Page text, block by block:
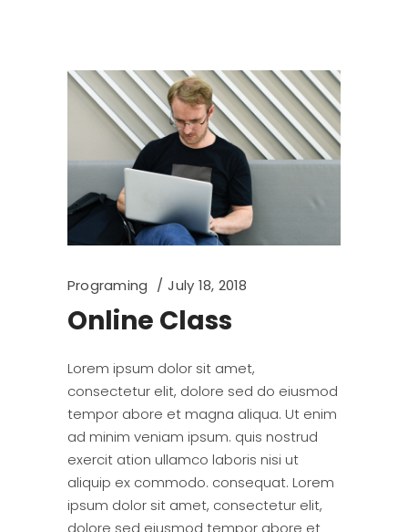
Programing July 18, 2018
Online Class
Lorem ipsum dolor sit amet,
consectetur elit, dolore sed do eiusmod
tempor abore et magna aliqua. Ut enim
ad minim veniam ipsum. quis nostrud
exercit ation ullamco laboris nisi ut
aliquip ex commodo. consequat. Lorem
ipsum dolor sit amet, consectetur elit,
dolore sed eiusmod tempor abore et